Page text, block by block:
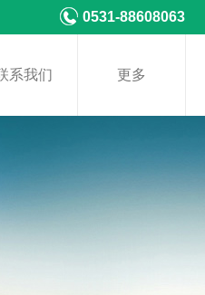
0531-88608063
系我们 更多